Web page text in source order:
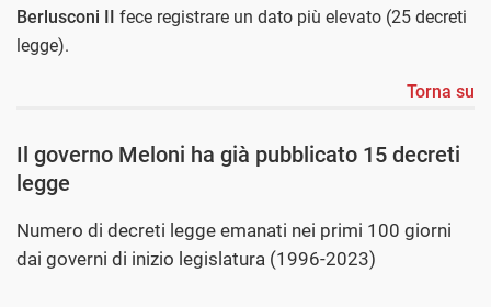
Berlusconi II fece registrare un dato più elevato (25 decreti
legge).
Torna su
Il governo Meloni ha già pubblicato 15 decreti
legge
Numero di decreti legge emanati nei primi 100 giorni
dai governi di inizio legislatura (1996-2023)